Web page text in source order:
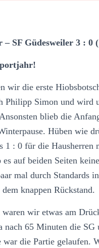
SF Güdesweiler 3 : 0
wir die erste
Philipp Simon und wird
blieb die
Hüben wie
1 : 0 für die
es auf beiden Seiten
mal durch Standards
knappen Rückstand.
wir etwas am
nach 65 Minuten die
die Partie gelaufen.